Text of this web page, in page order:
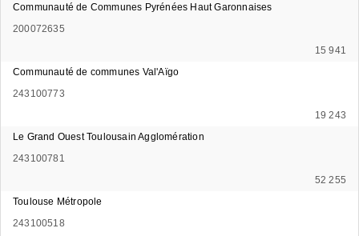
Communauté de Communes Pyrénées Haut Garonnaises
200072635
15 941
Communauté de communes Val'Aïgo
243100773
19 243
Le Grand Ouest Toulousain Agglomération
243100781
52 255
Toulouse Métropole
243100518